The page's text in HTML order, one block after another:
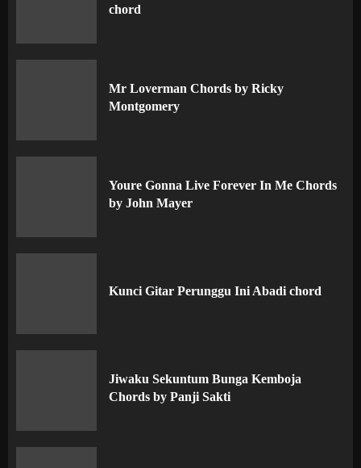
chord
Mr Loverman Chords by Ricky
Montgomery
Youre Gonna Live Forever In Me Chords
by John Mayer
Kunci Gitar Perunggu Ini Abadi chord
Jiwaku Sekuntum Bunga Kemboja
Chords by Panji Sakti